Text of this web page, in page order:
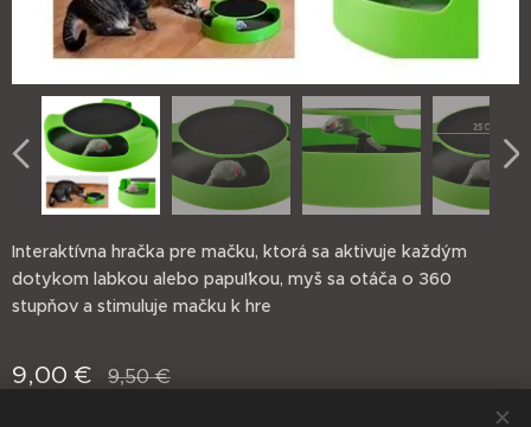
Interaktívna hračka pre mačku, ktorá sa aktivuje každým
dotykom labkou alebo papuľkou, myš sa otáča o 360
stupňov a stimuluje mačku k hre
9,00 € 9,50€